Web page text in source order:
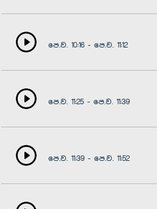
පෙ.ව. 10:16 - පෙ.ව. 11:12
පෙ.ව. 11:25 - පෙ.ව. 11:39
පෙ.ව. 11:39 - පෙ.ව. 11:52